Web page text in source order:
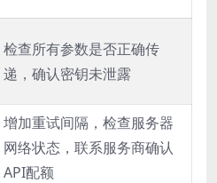
检查所有参数是否正确传
递，确认密钥未泄露
增加重试间隔，检查服务器
网络状态，联系服务商确认
API配额